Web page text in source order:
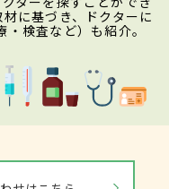
に基づき、ドクターに
検査など）も紹介。